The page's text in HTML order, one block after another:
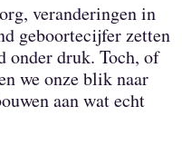
veranderingen in
geboortecijfer zetten
onder druk. Toch, of
we onze blik naar
aan wat echt